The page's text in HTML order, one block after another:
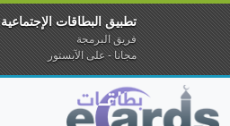
تطبيق البطاقات الإجتماعية
فريق البرمجة
مجانا - على الآبستور